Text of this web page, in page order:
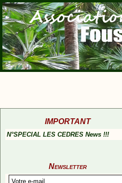
IMPORTANT
N°SPECIAL LES CEDRES News !!!
Newsletter